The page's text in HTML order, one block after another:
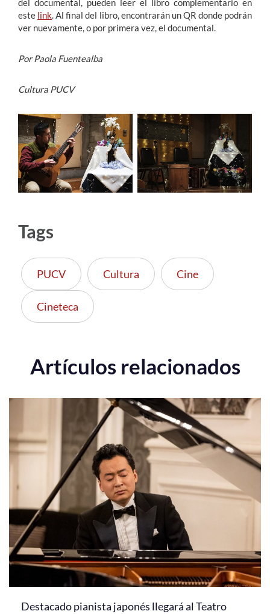
del documental, pueden leer el libro complementario en
este link. Al final del libro, encontrarán un QR donde podrán
ver nuevamente, o por primera vez, el documental.
Por Paola Fuentealba
Cultura PUCV
Tags
PUCV Cultura Cine
Cineteca
Artículos relacionados
Destacado pianista japonés llegará al Teatro